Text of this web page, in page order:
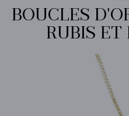
BOUCLES
RUBIS